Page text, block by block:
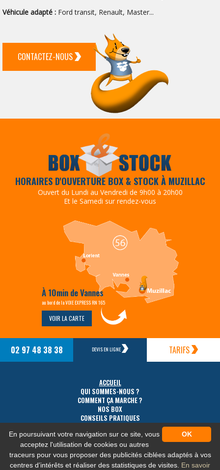
Véhicule adapté : Ford transit, Renault, Master...
CONTACTEZ-NOUS
02 97 48 38 38 DEVIS EN LIGNE TARIFS
HORAIRES D'OUVERTURE BOX & STOCK À MUZILLAC
Ouvert du Lundi au Vendredi de 9h00 à 20h00
Et le Samedi sur rendez-vous
À 10min de Vannes
au bord de la VOIE EXPRESS RN 165
VOIR LA CARTE
ACCUEIL
QUI SOMMES-NOUS ?
COMMENT ÇA MARCHE ?
NOS BOX
CONSEILS PRATIQUES
ACCÈS
CONTACT
MENTIONS LÉGALES-PLAN DU SITE-PROTECTION DES DONNÉES PERSONNELLES -NOS FLUX RSS
OK
En poursuivant votre navigation sur ce site, vous
acceptez l'utilisation de cookies ou autres
traceurs pour vous proposer des publicités ciblées adaptés à vos
centres d’intérêts et réaliser des statistiques de visites. En savoir